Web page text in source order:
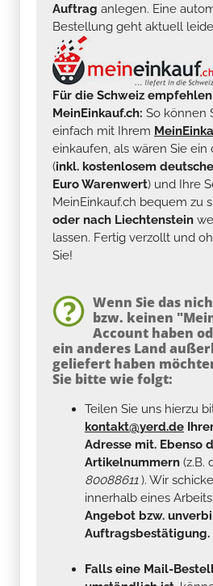
Auftrag anlegen. Eine
Bestellung geht aktuell
Für die Schweiz
MeinEinkauf.ch: So können
einfach mit Ihrem
einkaufen, als wären Sie
(inkl. kostenlosem
Euro Warenwert) und Ihre
MeinEinkauf.ch bequem zu
oder nach Liechtenstein
lassen. Fertig verzollt und
Sie!
Wenn Sie das
bzw. keinen
Account haben
ein anderes Land
geliefert haben
Sie bitte wie folgt:
Teilen Sie uns hierzu
kontakt@yerd.de
Adresse mit. Ebenso
Artikelnummern (z.B.
80088611). Wir
innerhalb eines
Angebot bzw.
Auftragsbestätigung.
Falls eine Mail-